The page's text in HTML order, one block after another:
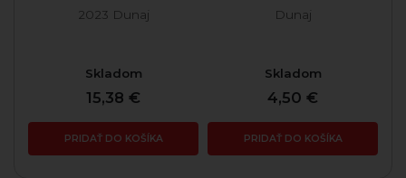
2023 Dunaj
Skladom
15,38 €
PRIDAŤ DO KOŠÍKA
Dunaj
Skladom
4,50 €
PRIDAŤ DO KOŠÍKA